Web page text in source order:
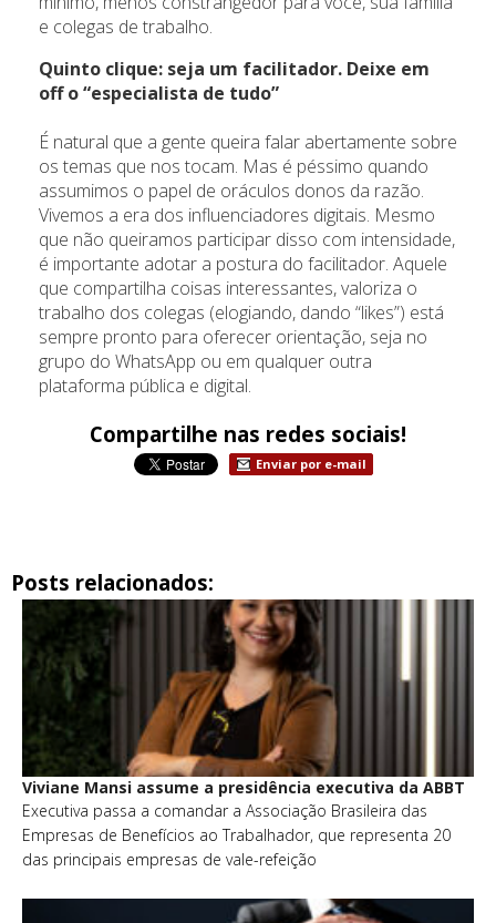
e colegas de trabalho.
Quinto clique: seja um facilitador. Deixe em
off o “especialista de tudo”
É natural que a gente queira falar abertamente sobre
os temas que nos tocam. Mas é péssimo quando
assumimos o papel de oráculos donos da razão.
Vivemos a era dos influenciadores digitais. Mesmo
que não queiramos participar disso com intensidade,
é importante adotar a postura do facilitador. Aquele
que compartilha coisas interessantes, valoriza o
trabalho dos colegas (elogiando, dando “likes”) está
sempre pronto para oferecer orientação, seja no
grupo do WhatsApp ou em qualquer outra
plataforma pública e digital.
Compartilhe nas redes sociais!
Enviar por e-mail
Posts relacionados:
Viviane Mansi assume a presidência executiva da ABBT
Executiva passa a comandar a Associação Brasileira das
Empresas de Benefícios ao Trabalhador, que representa 20
das principais empresas de vale-refeição